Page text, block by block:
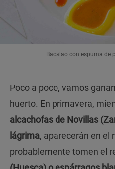
Bacalao con espuma de
Poco a poco, vamos
huerto. En primavera,
alcachofas de Novillas
lágrima, aparecerán en el
probablemente tomen el